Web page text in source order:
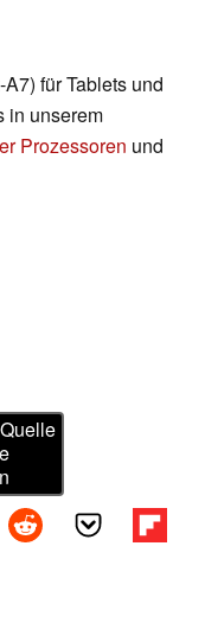
für Tablets und
in unserem
Prozessoren und